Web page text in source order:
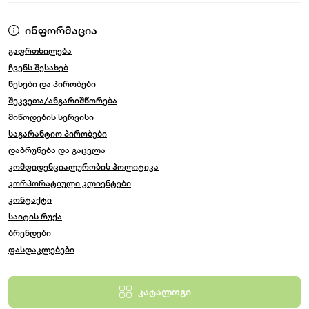
რასნიშნავსსკეიტბორდი
პატარა ბორბლებზე დამონტაჟებული მოკლე დაფა,
რომელიც გამოიყენება სანაპიროზე გასასვლელად
და სპორტული ტრიუკების შესასრულებლად
რაარისსკეიტბორდის
ხალხი დგება სკეიტბორდზე სხვადასხვა მიზეზის
გამო, მათ შორის ყველაზე გავრცელებული მიზეზია
დასვენება. ასევე, სკეიტბორდს იყენებენ, როგორც
სატრანსპორტო საშუალება, როგორც სანახაობის
ტიპი, ან როგორც პროფესიონალი
სკეიტბორდისტის მთავარი ატრიბუტი
სკეიტბორდის მართვა არ არის ძნელი, თუ
ინფორმაცია
გაფრთხილება
ჩვენს შესახებ
წესები და პირობები
შეკვეთა/ანგარიშწორება
მიწოდების სერვისი
საგარანტიო პირობები
დაბრუნება და გაცვლა
კომფიდენციალურობის პოლიტიკა
კორპორატიული კლიენტები
კონტაქტი
საიტის რუქა
ბრენდები
ფასდაკლებები
კატალოგი